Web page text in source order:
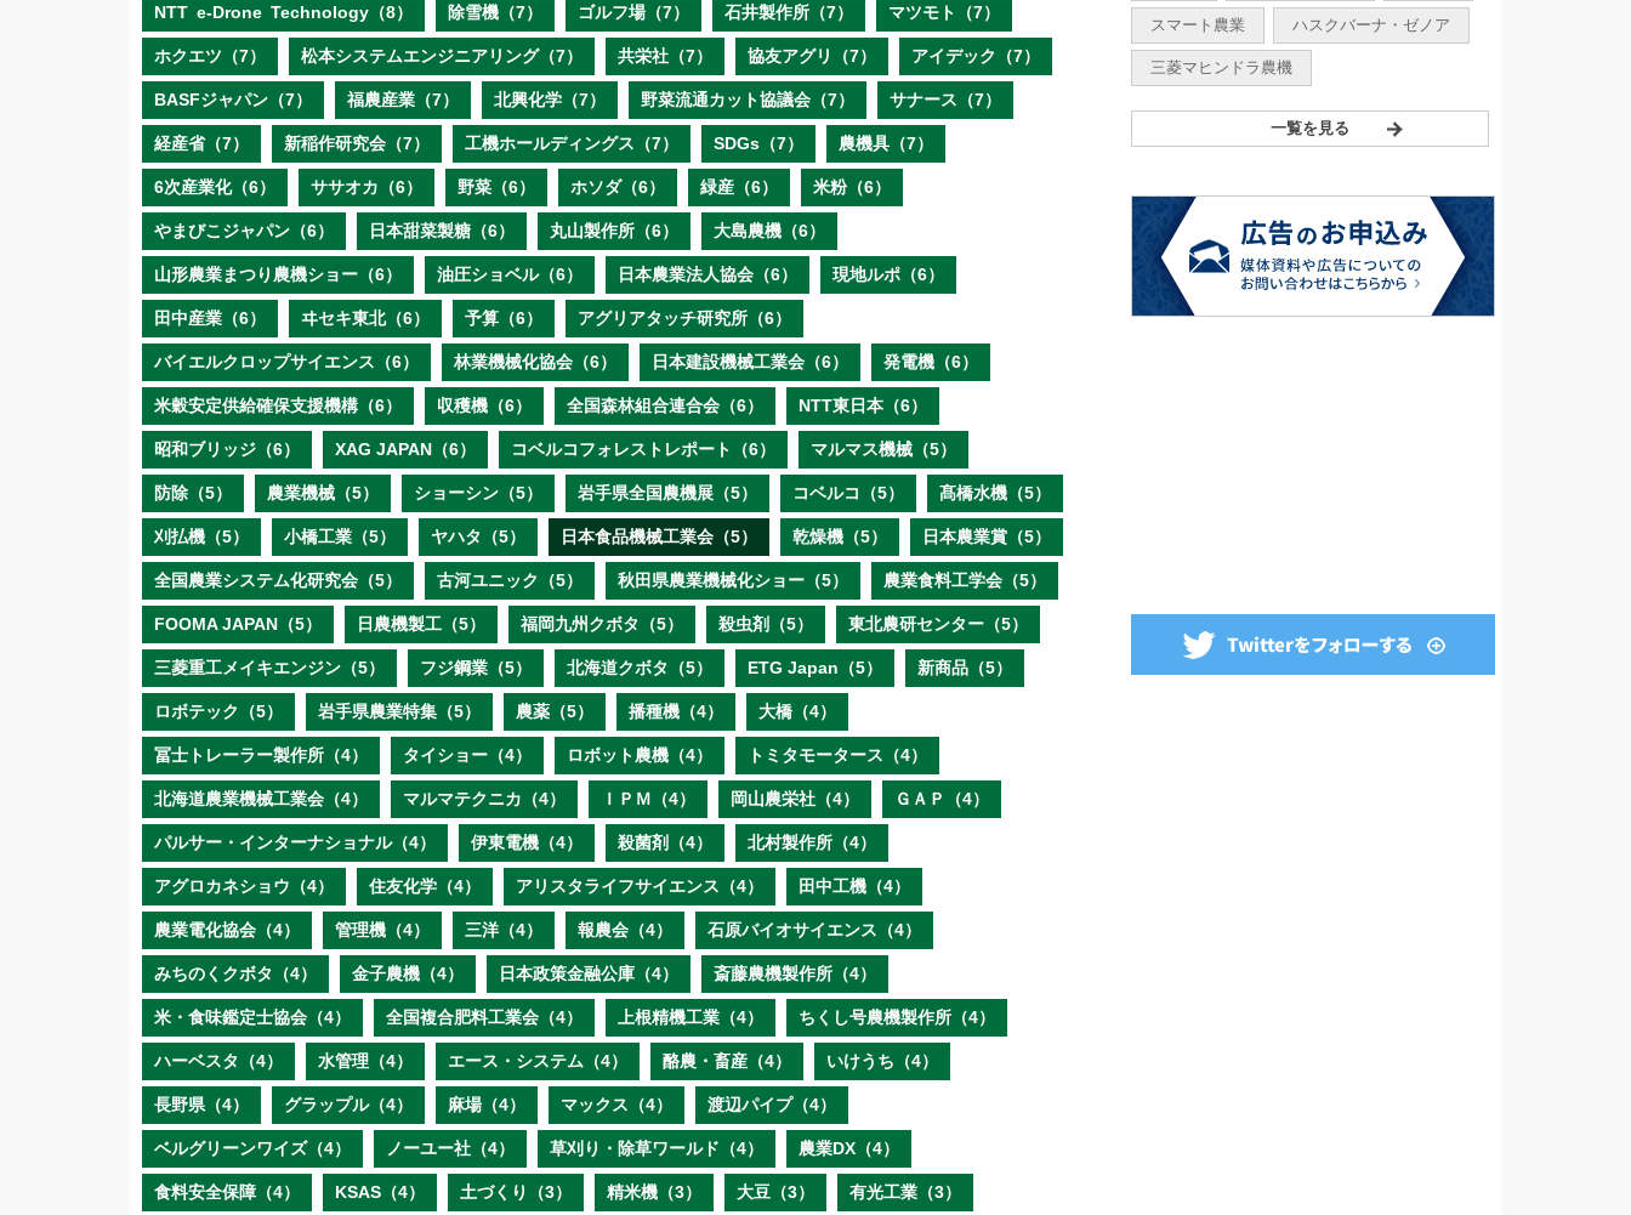
NTT e‐Drone Technology（8） 除雪機（7） ゴルフ場（7） 石井製作所（7） マツモト（7）
ホクエツ（7） 松本システムエンジニアリング（7） 共栄社（7） 協友アグリ（7） アイデック（7）
BASFジャパン（7） 福農産業（7） 北興化学（7） 野菜流通カット協議会（7） サナース（7）
経産省（7） 新稲作研究会（7） 工機ホールディングス（7） SDGs（7） 農機具（7）
6次産業化（6） ササオカ（6） 野菜（6） ホソダ（6） 緑産（6） 米粉（6）
やまびこジャパン（6） 日本甜菜製糖（6） 丸山製作所（6） 大島農機（6）
山形農業まつり農機ショー（6） 油圧ショベル（6） 日本農業法人協会（6） 現地ルポ（6）
田中産業（6） ヰセキ東北（6） 予算（6） アグリアタッチ研究所（6）
バイエルクロップサイエンス（6） 林業機械化協会（6） 日本建設機械工業会（6） 発電機（6）
米穀安定供給確保支援機構（6） 収穫機（6） 全国森林組合連合会（6） NTT東日本（6）
昭和ブリッジ（6） XAG JAPAN（6） コベルコフォレストレポート（6） マルマス機械（5）
防除（5） 農業機械（5） ショーシン（5） 岩手県全国農機展（5） コベルコ（5） 髙橋水機（5）
刈払機（5） 小橋工業（5） ヤハタ（5） 日本食品機械工業会（5） 乾燥機（5） 日本農業賞（5）
全国農業システム化研究会（5） 古河ユニック（5） 秋田県農業機械化ショー（5） 農業食料工学会（5）
FOOMA JAPAN（5） 日農機製工（5） 福岡九州クボタ（5） 殺虫剤（5） 東北農研センター（5）
三菱重工メイキエンジン（5） フジ鋼業（5） 北海道クボタ（5） ETG Japan（5） 新商品（5）
ロボテック（5） 岩手県農業特集（5） 農薬（5） 播種機（4） 大橋（4）
冨士トレーラー製作所（4） タイショー（4） ロボット農機（4） トミタモータース（4）
北海道農業機械工業会（4） マルマテクニカ（4） ＩＰＭ（4） 岡山農栄社（4） ＧＡＰ（4）
パルサー・インターナショナル（4） 伊東電機（4） 殺菌剤（4） 北村製作所（4）
アグロカネショウ（4） 住友化学（4） アリスタライフサイエンス（4） 田中工機（4）
農業電化協会（4） 管理機（4） 三洋（4） 報農会（4） 石原バイオサイエンス（4）
みちのくクボタ（4） 金子農機（4） 日本政策金融公庫（4） 斎藤農機製作所（4）
米・食味鑑定士協会（4） 全国複合肥料工業会（4） 上根精機工業（4） ちくし号農機製作所（4）
ハーベスタ（4） 水管理（4） エース・システム（4） 酪農・畜産（4） いけうち（4）
長野県（4） グラップル（4） 麻場（4） マックス（4） 渡辺パイプ（4）
ベルグリーンワイズ（4） ノーユー社（4） 草刈り・除草ワールド（4） 農業DX（4）
食料安全保障（4） KSAS（4） 土づくり（3） 精米機（3） 大豆（3） 有光工業（3）
スマート農業 ハスクバーナ・ゼノア
三菱マヒンドラ農機
一覧を見る